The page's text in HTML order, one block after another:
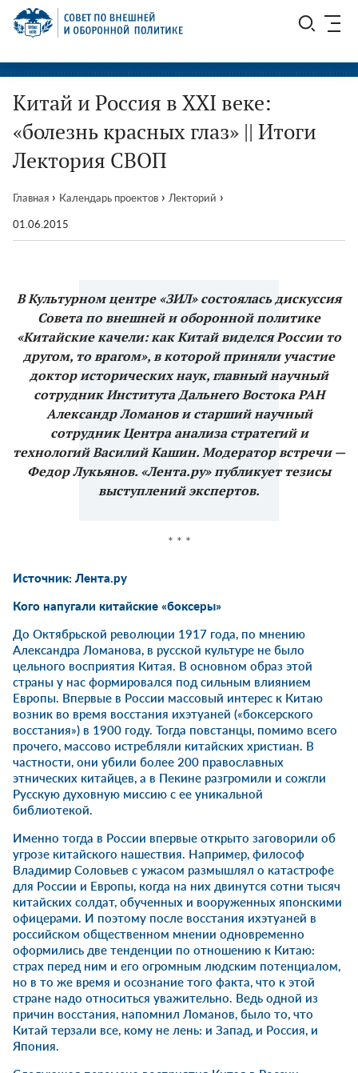
Перейти
СВОП
Китай и Россия в XXI веке:
«болезнь красных глаз» || Итоги
Лектория СВОП
Главная › Календарь проектов › Лекторий ›
01.06.2015
В Культурном центре «ЗИЛ» состоялась дискуссия
Совета по внешней и оборонной политике
«Китайские качели: как Китай виделся России то
другом, то врагом», в которой приняли участие
доктор исторических наук, главный научный
сотрудник Института Дальнего Востока РАН
Александр Ломанов и старший научный
сотрудник Центра анализа стратегий и
технологий Василий Кашин. Модератор встречи —
Федор Лукьянов. «Лента.ру» публикует тезисы
выступлений экспертов.
* * *
Источник: Лента.ру
Кого напугали китайские «боксеры»
До Октябрьской революции 1917 года, по мнению
Александра Ломанова, в русской культуре не было
цельного восприятия Китая. В основном образ этой
страны у нас формировался под сильным влиянием
Европы. Впервые в России массовый интерес к Китаю
возник во время восстания ихэтуаней («боксерского
восстания») в 1900 году. Тогда повстанцы, помимо всего
прочего, массово истребляли китайских христиан. В
частности, они убили более 200 православных
этнических китайцев, а в Пекине разгромили и сожгли
Русскую духовную миссию с ее уникальной
библиотекой.
Именно тогда в России впервые открыто заговорили об
угрозе китайского нашествия. Например, философ
Владимир Соловьев с ужасом размышлял о катастрофе
для России и Европы, когда на них двинутся сотни тысяч
китайских солдат, обученных и вооруженных японскими
офицерами. И поэтому после восстания ихэтуаней в
российском общественном мнении одновременно
оформились две тенденции по отношению к Китаю:
страх перед ним и его огромным людским потенциалом,
но в то же время и осознание того факта, что к этой
стране надо относиться уважительно. Ведь одной из
причин восстания, напомнил Ломанов, было то, что
Китай терзали все, кому не лень: и Запад, и Россия, и
Япония.